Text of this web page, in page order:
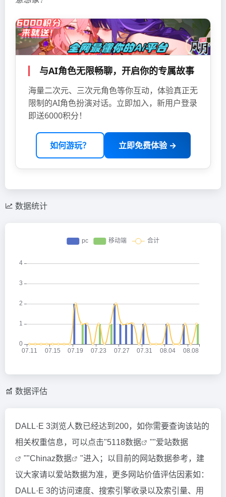
与AI角色无限畅聊，开启你的专属故事
海量二次元、三次元角色等你互动，体验真正无
限制的AI角色扮演对话。立即加入，新用户登录
即送6000积分！
如何游玩？ 立即免费体验 →
数据统计
数据评估
DALL·E 3浏览人数已经达到200，如你需要查询该站的
相关权重信息，可以点击"5118数据 ""爱站数据
""Chinaz数据
"进入；以目前的网站数据参考，建
议大家请以爱站数据为准，更多网站价值评估因素如：
DALL·E 3的访问速度、搜索引擎收录以及索引量、用